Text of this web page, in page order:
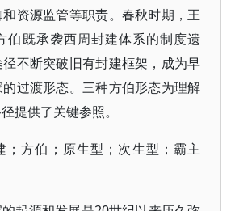
资源监管等职责。春秋时期，王
伯既承袭西周封建体系的制度遗
不断突破旧有封建框架，成为早
过渡形态。三种方伯形态为理解
提供了关键参照。
；方伯；原生型；次生型；霸主